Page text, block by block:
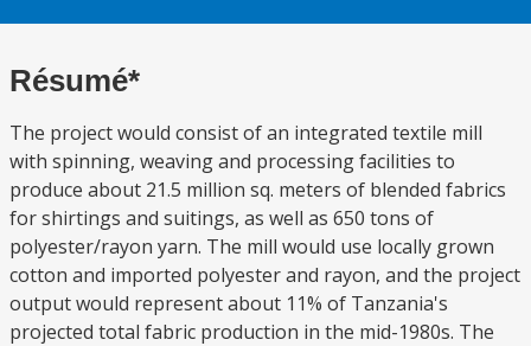
Résumé*
The project would consist of an integrated textile mill
with spinning, weaving and processing facilities to
produce about 21.5 million sq. meters of blended fabrics
for shirtings and suitings, as well as 650 tons of
polyester/rayon yarn. The mill would use locally grown
cotton and imported polyester and rayon, and the project
output would represent about 11% of Tanzania's
projected total fabric production in the mid-1980s. The